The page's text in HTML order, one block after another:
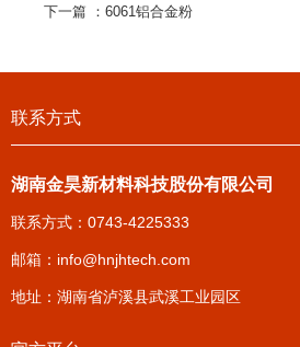
下一篇 ： 6061铝合金粉
联系方式
湖南金昊新材料科技股份有限公司
联系方式：0743-4225333
邮箱： info@hnjhtech.com
地址：湖南省泸溪县武溪工业园区